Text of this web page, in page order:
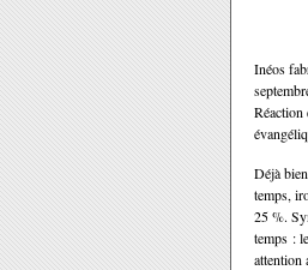
Inéos
Réaction
Déjà
temps,
25 %.
temps :
attention